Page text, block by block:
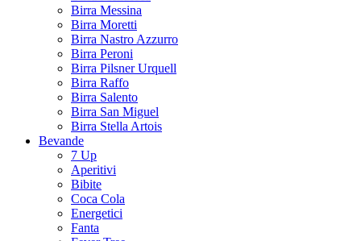
Birra Messina
Birra Moretti
Birra Nastro Azzurro
Birra Peroni
Birra Pilsner Urquell
Birra Raffo
Birra Salento
Birra San Miguel
Birra Stella Artois
Bevande
7 Up
Aperitivi
Bibite
Coca Cola
Energetici
Fanta